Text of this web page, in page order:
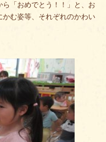
「おめでとう！！」と、お
む姿等、それぞれのかわい